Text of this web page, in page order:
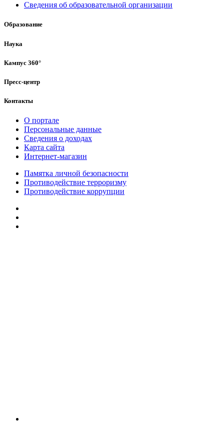
Сведения об образовательной организации
Образование
Наука
Кампус 360°
Пресс-центр
Контакты
О портале
Персональные данные
Сведения о доходах
Карта сайта
Интернет-магазин
Памятка личной безопасности
Противодействие терроризму
Противодействие коррупции